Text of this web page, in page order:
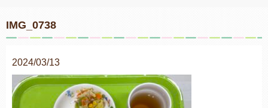
IMG_0738
2024/03/13